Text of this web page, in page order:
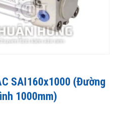
SAI160x1000 (Đường
1000mm)